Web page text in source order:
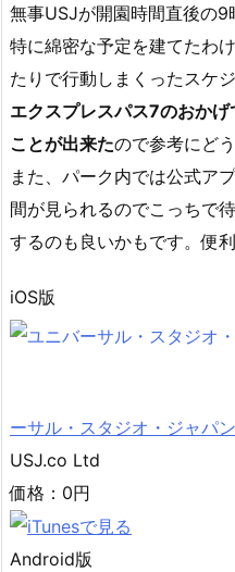
無事USJが開園時間直後の9
特に綿密な予定を建てたわ
たりで行動しまくったスケ
エクスプレスパス7のおか
ことが出来たので参考にどう
また、パーク内では公式ア
間が見られるのでこっちで
するのも良いかもです。便利
iOS版
ーサル・スタジオ・ジャパ
USJ.co Ltd
価格：0円
Android版